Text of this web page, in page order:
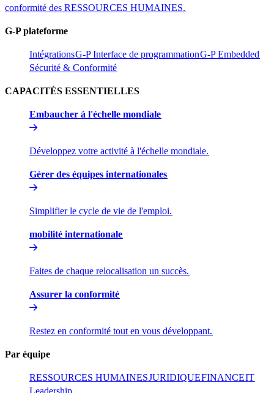
conformité des RESSOURCES HUMAINES.​​
G-P plateforme​​
Intégrations​​G-P Interface de programmation​​G-P Embedded​​
Sécurité & Conformité​​
CAPACITÉS ESSENTIELLES​​
Embaucher à l'échelle mondiale​​
Développez votre activité à l'échelle mondiale.​​
Gérer des équipes internationales​​
Simplifier le cycle de vie de l'emploi.​​
mobilité internationale​​
Faites de chaque relocalisation un succès.​​
Assurer la conformité​​
Restez en conformité tout en vous développant.​​
Par équipe​​
RESSOURCES HUMAINES​​JURIDIQUE​​FINANCE​​IT​​
Leadership​​